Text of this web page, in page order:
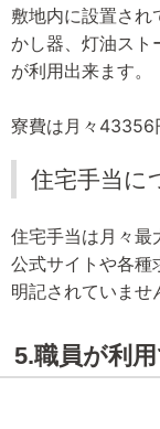
敷地内に設置され
かし器、灯油スト
が利用出来ます。
寮費は月々43356
住宅手当に
住宅手当は月々
公式サイトや各種
明記されていませ
5.職員が利